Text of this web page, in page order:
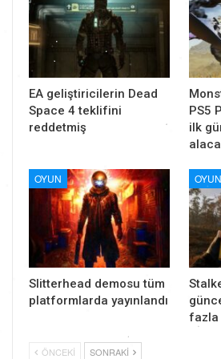
EA geliştiricilerin Dead
Space 4 teklifini
reddetmiş
PS5
ilk
OYUN
Slitterhead demosu tüm
platformlarda yayınlandı
OYUN
fazla
ÖNCEKI SONRAKI